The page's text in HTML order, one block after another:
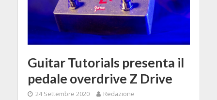
Guitar Tutorials presenta il
pedale overdrive Z Drive
24 Settembre 2020
Redazione